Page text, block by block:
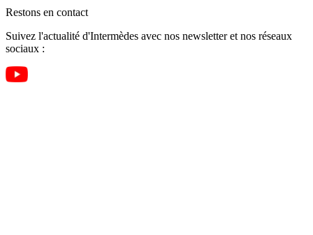
Restons en contact
Suivez l'actualité d'Intermèdes avec nos newsletter et nos réseaux
sociaux :